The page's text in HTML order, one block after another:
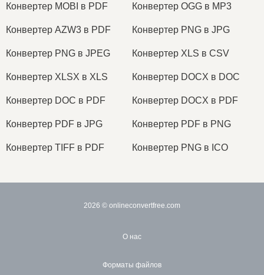
Конвертер MOBI в PDF Конвертер OGG в MP3
Конвертер AZW3 в PDF Конвертер PNG в JPG
Конвертер PNG в JPEG Конвертер XLS в CSV
Конвертер XLSX в XLS Конвертер DOCX в DOC
Конвертер DOC в PDF Конвертер DOCX в PDF
Конвертер PDF в JPG Конвертер PDF в PNG
Конвертер TIFF в PDF Конвертер PNG в ICO
2026 © onlineconvertfree.com
О нас
Форматы файлов